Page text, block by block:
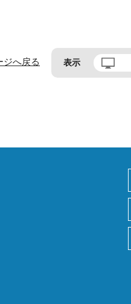
ジへ戻る 表示